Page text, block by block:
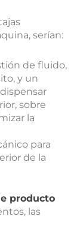
serían:
de fluido,
y un
sobre
la
para
de la
producto
las